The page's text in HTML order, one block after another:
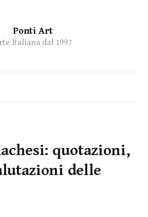
Ponti Art
Italiana dal 1997
quotazioni,
delle